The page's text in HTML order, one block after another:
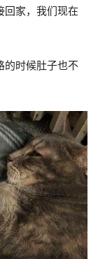
回家，我们现在
的时候肚子也不